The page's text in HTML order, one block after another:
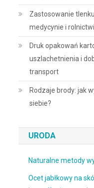
Zastosowanie
medycynie i
Druk opakowań
uszlachetnienia i
transport
Rodzaje brody: jak
siebie?
URODA
Naturalne metody
Ocet jabłkowy na